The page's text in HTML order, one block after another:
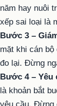
năm hay nuôi
xếp sai loại là
Bước 3 –
mặt khi cán
đo lại. Đừng
Bước 4 – Yêu
là khoản bắt